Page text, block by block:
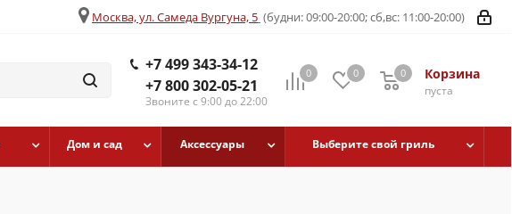
Москва, ул. Самеда Вургуна, 5 (будни: 09:00-20:00; сб,вс: 11:00-20:00)
+7 499 343-34-12
+7 800 302-05-21
Звоните с 9:00 до 22:00
0 0 Корзина
пуста
0
Дом и сад Аксессуары Выберите свой гриль